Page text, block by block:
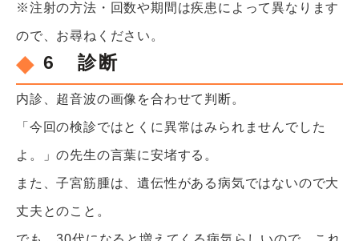
※注射の方法・回数や期間は疾患によって異なります
ので、お尋ねください。
6 診断
内診、超音波の画像を合わせて判断。
「今回の検診ではとくに異常はみられませんでした
よ。」の先生の言葉に安堵する。
また、子宮筋腫は、遺伝性がある病気ではないので大
丈夫とのこと。